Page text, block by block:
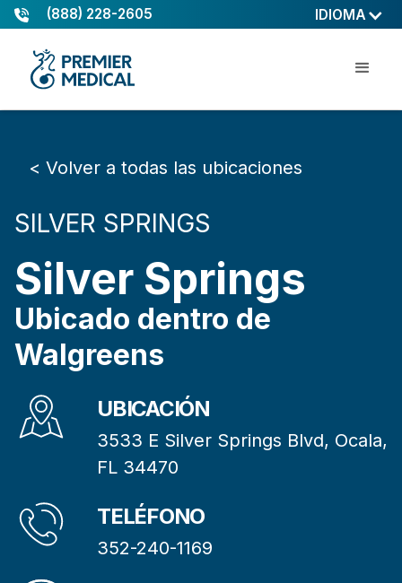
(888) 228-2605 IDIOMA
< Volver a todas las ubicaciones
SILVER SPRINGS
Silver Springs
Ubicado dentro de
Walgreens
UBICACIÓN
3533 E Silver Springs Blvd, Ocala,
FL 34470
TELÉFONO
352-240-1169